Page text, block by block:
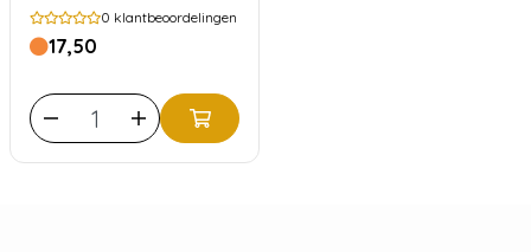
0 klantbeoordelingen
17,50